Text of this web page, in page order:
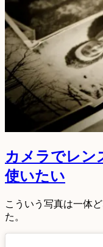
カメラでレン
使いたい
こういう写真は一体
た。